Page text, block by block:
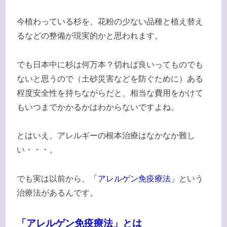
今植わっている杉を、花粉の少ない品種と植え替え
るなどの整備が現実的かと思われます。
でも日本中に杉は何万本？切れば良いってものでも
ないと思うので（土砂災害などを防ぐために）ある
程度安全性を持ちながらだと、相当な費用をかけて
もいつまでかかるかはわからないですよね。
とはいえ、アレルギーの根本治療はなかなか難し
い・・・。
でも実は以前から、 「アレルゲン免疫療法」
という
治療法があるんです。
「アレルゲン免疫療法」とは